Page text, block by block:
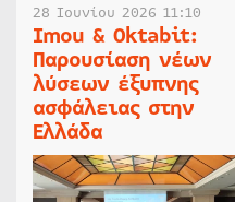
28 Ιουνίου 2026 11:10
Imou & Oktabit:
Παρουσίαση νέων
λύσεων έξυπνης
ασφάλειας στην
Ελλάδα